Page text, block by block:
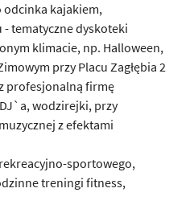
odcinka kajakiem,
tematyczne dyskoteki
klimacie, np. Halloween,
przy Placu Zagłębia 2
profesjonalną firmę
wodzirejki, przy
z efektami
sportowego,
treningi fitness,